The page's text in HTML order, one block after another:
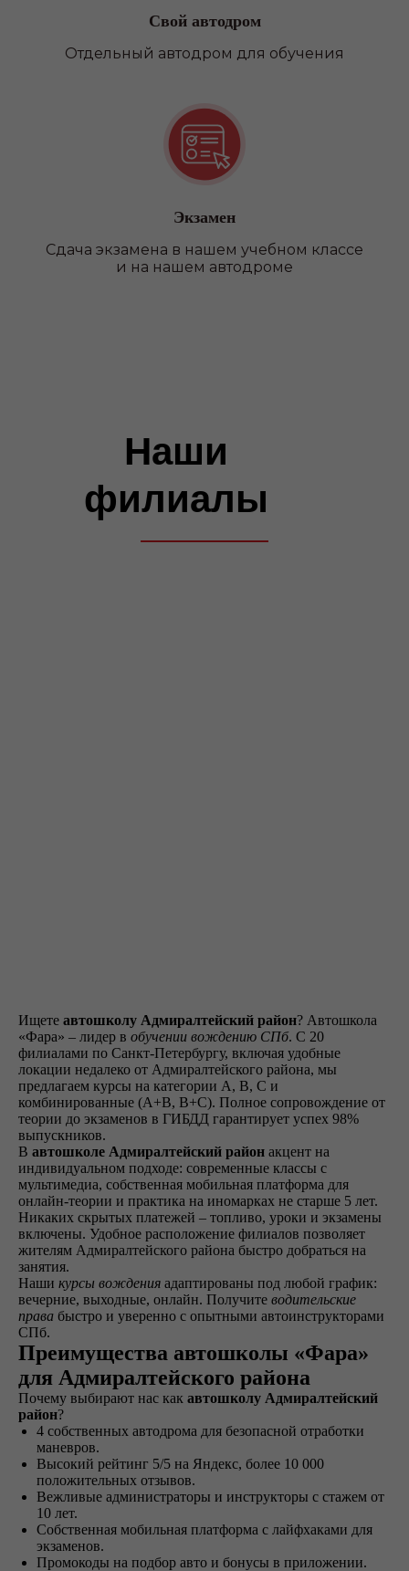
Свой автодром
Отдельный автодром для обучения
Экзамен
Сдача экзамена в нашем учебном классе
и на нашем автодроме
Ищете автошколу Адмиралтейский район? Автошкола
«Фара» – лидер в обучении вождению СПб. С 20
филиалами по Санкт-Петербургу, включая удобные
локации недалеко от Адмиралтейского района, мы
предлагаем курсы на категории A, B, C и
комбинированные (A+B, B+C). Полное сопровождение от
теории до экзаменов в ГИБДД гарантирует успех 98%
выпускников.
В автошколе Адмиралтейский район акцент на
индивидуальном подходе: современные классы с
мультимедиа, собственная мобильная платформа для
онлайн-теории и практика на иномарках не старше 5 лет.
Никаких скрытых платежей – топливо, уроки и экзамены
включены. Удобное расположение филиалов позволяет
жителям Адмиралтейского района быстро добраться на
занятия.
Наши курсы вождения адаптированы под любой график:
вечерние, выходные, онлайн. Получите водительские
права быстро и уверенно с опытными автоинструкторами
СПб.
Преимущества автошколы «Фара»
для Адмиралтейского района
Почему выбирают нас как автошколу Адмиралтейский
район?
4 собственных автодрома для безопасной отработки
маневров.
Высокий рейтинг 5/5 на Яндекс, более 10 000
положительных отзывов.
Вежливые администраторы и инструкторы с стажем от
10 лет.
Собственная мобильная платформа с лайфхаками для
экзаменов.
Промокоды на подбор авто и бонусы в приложении.
оттачивания своих навыков
на экзаменах в автошколе
Возможность прохождения
комиссии на филиале
ВСЕ В ОДНОМ МЕСТЕ
сетях
Заключаете договор и
оплачиваете первый
этап от стоимости
обучения в рассрочку
Договор
теоретический и
практический курс,
продолжительностью
зависимости от
категории
транспортного
средства
Обучение
Сдаете внутренние
экзамены в автошколе
и получаете
свидетельство
об окончании
Экзамен